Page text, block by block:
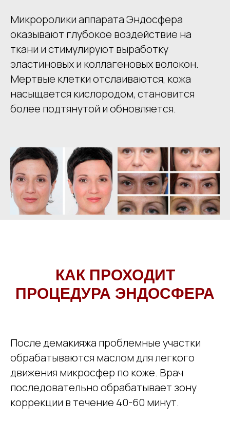
Микроролики аппарата Эндосфера
оказывают глубокое воздействие на
ткани и стимулируют выработку
эластиновых и коллагеновых волокон.
Мертвые клетки отслаиваются, кожа
насыщается кислородом, становится
более подтянутой и обновляется.
КАК ПРОХОДИТ
ПРОЦЕДУРА ЭНДОСФЕРА
После демакияжа проблемные участки
обрабатываются маслом для легкого
движения микросфер по коже. Врач
последовательно обрабатывает зону
коррекции в течение 40-60 минут.